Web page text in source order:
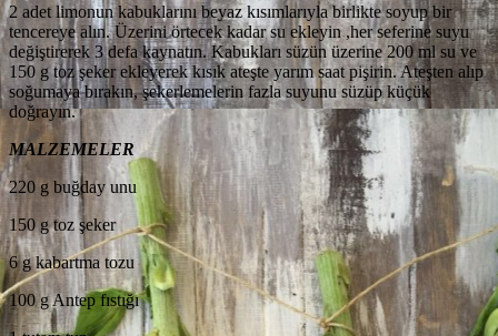
2 adet limonun kabuklarını beyaz kısımlarıyla birlikte soyup bir
tencereye alın. Üzerini örtecek kadar su ekleyin ,her seferine suyu
değiştirerek 3 defa kaynatın. Kabukları süzün üzerine 200 ml su ve
150 g toz şeker ekleyerek kısık ateşte yarım saat pişirin. Ateşten alıp
soğumaya bırakın, şekerlemelerin fazla suyunu süzüp küçük
doğrayın.
MALZEMELER
220 g buğday unu
150 g toz şeker
6 g kabartma tozu
100 g Antep fıstığı